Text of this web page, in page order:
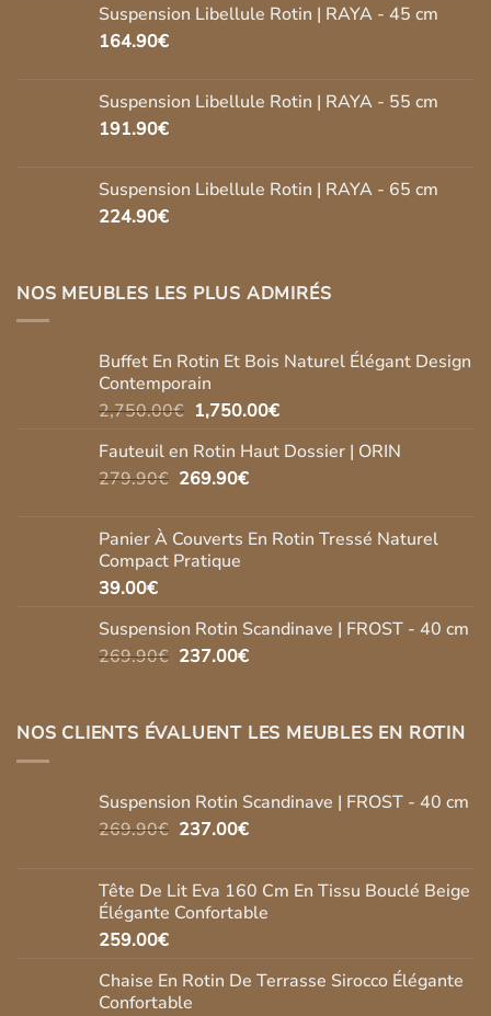
Suspension Libellule Rotin | RAYA - 45 cm
164.90€
Suspension Libellule Rotin | RAYA - 55 cm
191.90€
Suspension Libellule Rotin | RAYA - 65 cm
224.90€
NOS MEUBLES LES PLUS ADMIRÉS
Buffet En Rotin Et Bois Naturel Élégant Design
Contemporain
2,750.00€ Le
initial
était :
1,750.00€Le
actuel
Fauteuil en Rotin Haut Dossier | ORIN
279.90€ Le
était :
279.90€.
269.90€Le
est :
Panier À Couverts En Rotin Tressé Naturel
Compact Pratique
39.00€
Suspension Rotin Scandinave | FROST - 40 cm
269.90€ Le
était :
237.00€Le
est :
NOS CLIENTS ÉVALUENT LES MEUBLES EN ROTIN
Suspension Rotin Scandinave | FROST - 40 cm
269.90€ Le
était :
269.90€.
237.00€Le
est :
237.00€.
Tête De Lit Eva 160 Cm En Tissu Bouclé Beige
Élégante Confortable
259.00€
Chaise En Rotin De Terrasse Sirocco Élégante
Confortable